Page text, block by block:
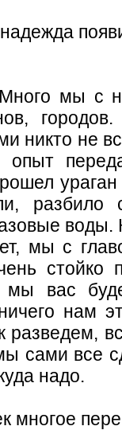
мы с
никто не
опыт
разбило
мы с
стойко
мы вас
нам
разведем,
сами все
надо.
многое